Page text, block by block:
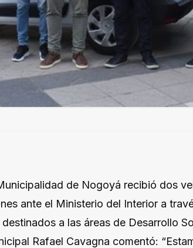
de Nogoyá recibió dos
ante el Ministerio del Interior a
a las áreas de Desarrollo
Rafael Cavagna comentó: